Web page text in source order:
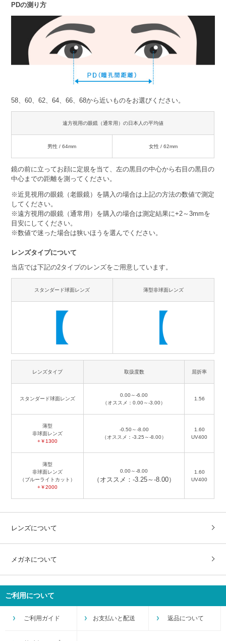
PDの測り方
58、60、62、64、66、68から近いものをお選びください。
遠方視用の眼鏡（通常用）の日本人の平均値
男性 / 64mm 女性 / 62mm
鏡の前に立ってお顔に定規を当て、左の黒目の中心から右目の黒目の
中心までの距離を測ってください。
※近見視用の眼鏡（老眼鏡）を購入の場合は上記の方法の数値で測定
してください。
※遠方視用の眼鏡（通常用）を購入の場合は測定結果に+2～3mmを
目安にしてください。
※数値で迷った場合は狭いほうを選んでください。
レンズタイプについて
当店では下記の2タイプのレンズをご用意しています。
スタンダード球面レンズ 薄型非球面レンズ
レンズタイプ 取扱度数 屈折率
スタンダード球面レンズ
0.00～-6.00
（オススメ：0.00～-3.00）
1.56
薄型
非球面レンズ
+￥1300
-0.50～-8.00
（オススメ：-3.25～-8.00）
1.60
UV400
薄型
非球面レンズ
（ブルーライトカット）
+￥2000
0.00～-8.00
（オススメ：-3.25～-8.00）
1.60
UV400
レンズについて
メガネについて
ご利用について
ご利用ガイド お支払いと配送 返品について